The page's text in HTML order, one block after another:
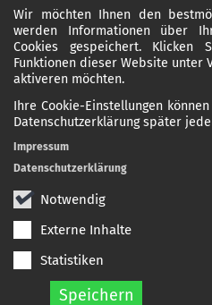
Wir möchten Ihnen den
werden Informationen über
Cookies gespeichert. Klicken
Funktionen dieser Website unter
aktiveren möchten.
Ihre Cookie-Einstellungen
Datenschutzerklärung später
Notwendig
Externe Inhalte
Statistiken
Speichern
Impressum
Datenschutzerklärung